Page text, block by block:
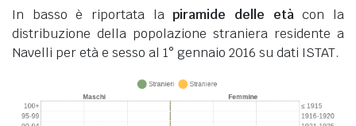
In basso è riportata lapiramide delle etàcon la
distribuzione della popolazione straniera residente a
Navelli per età e sesso al 1° gennaio 2016 su dati ISTAT.